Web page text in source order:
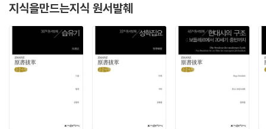
지식을만드는지식 원서발췌